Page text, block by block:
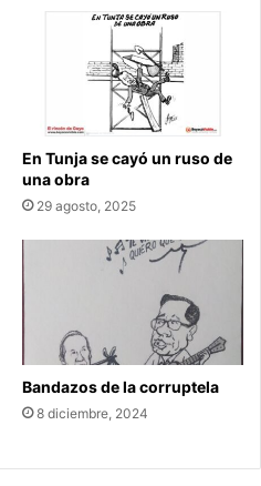
En Tunja se cayó un ruso de
una obra
29 agosto, 2025
Bandazos de la corruptela
8 diciembre, 2024